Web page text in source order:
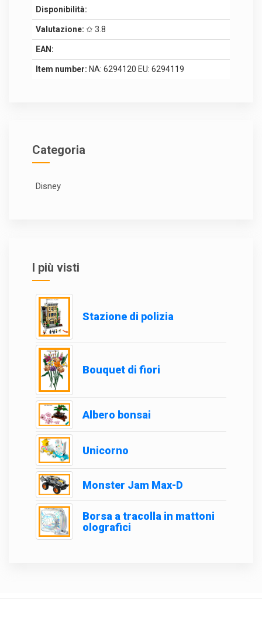
Disponibilità:
Valutazione: ✩ 3.8
EAN:
Item number: NA: 6294120 EU: 6294119
Categoria
Disney
I più visti
Stazione di polizia
Bouquet di fiori
Albero bonsai
Unicorno
Monster Jam Max-D
Borsa a tracolla in mattoni
olografici